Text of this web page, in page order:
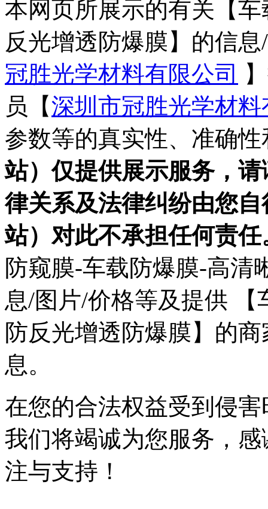
本网页所展示的有关【
反光增透防爆膜】的信
冠胜光学材料有限公司
员【深圳市冠胜光学材
参数等的真实性、准确
站）仅提供展示服务，
律关系及法律纠纷由您
站）对此不承担任何责任
防窥膜-车载防爆膜-高清
息/图片/价格等及提供
防反光增透防爆膜】的
息。
在您的合法权益受到侵害
我们将竭诚为您服务，
注与支持！